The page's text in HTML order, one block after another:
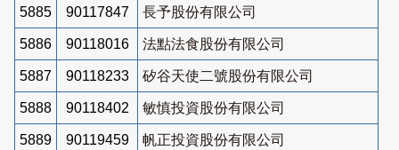
5885 90117847 長予股份有限公司
5886 90118016 法點法食股份有限公司
5887 90118233 矽谷天使二號股份有限公司
5888 90118402 敏慎投資股份有限公司
5889 90119459 帆正投資股份有限公司